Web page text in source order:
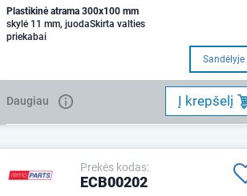
Plastikinė atrama 300x100 mm
skylė 11 mm, juodaSkirta valties
priekabai
Sandėlyje
Daugiau Į krepšelį
Prekės kodas:
ECB00202